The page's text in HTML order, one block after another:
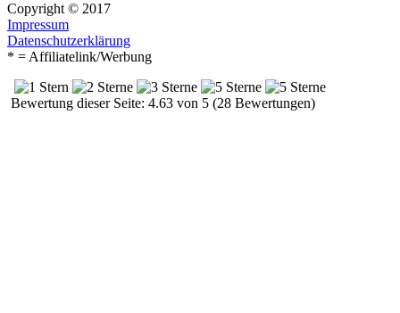
Copyright © 2017
Impressum
Datenschutzerklärung
* = Affiliatelink/Werbung
Bewertung dieser Seite: 4.63 von 5 (28 Bewertungen)